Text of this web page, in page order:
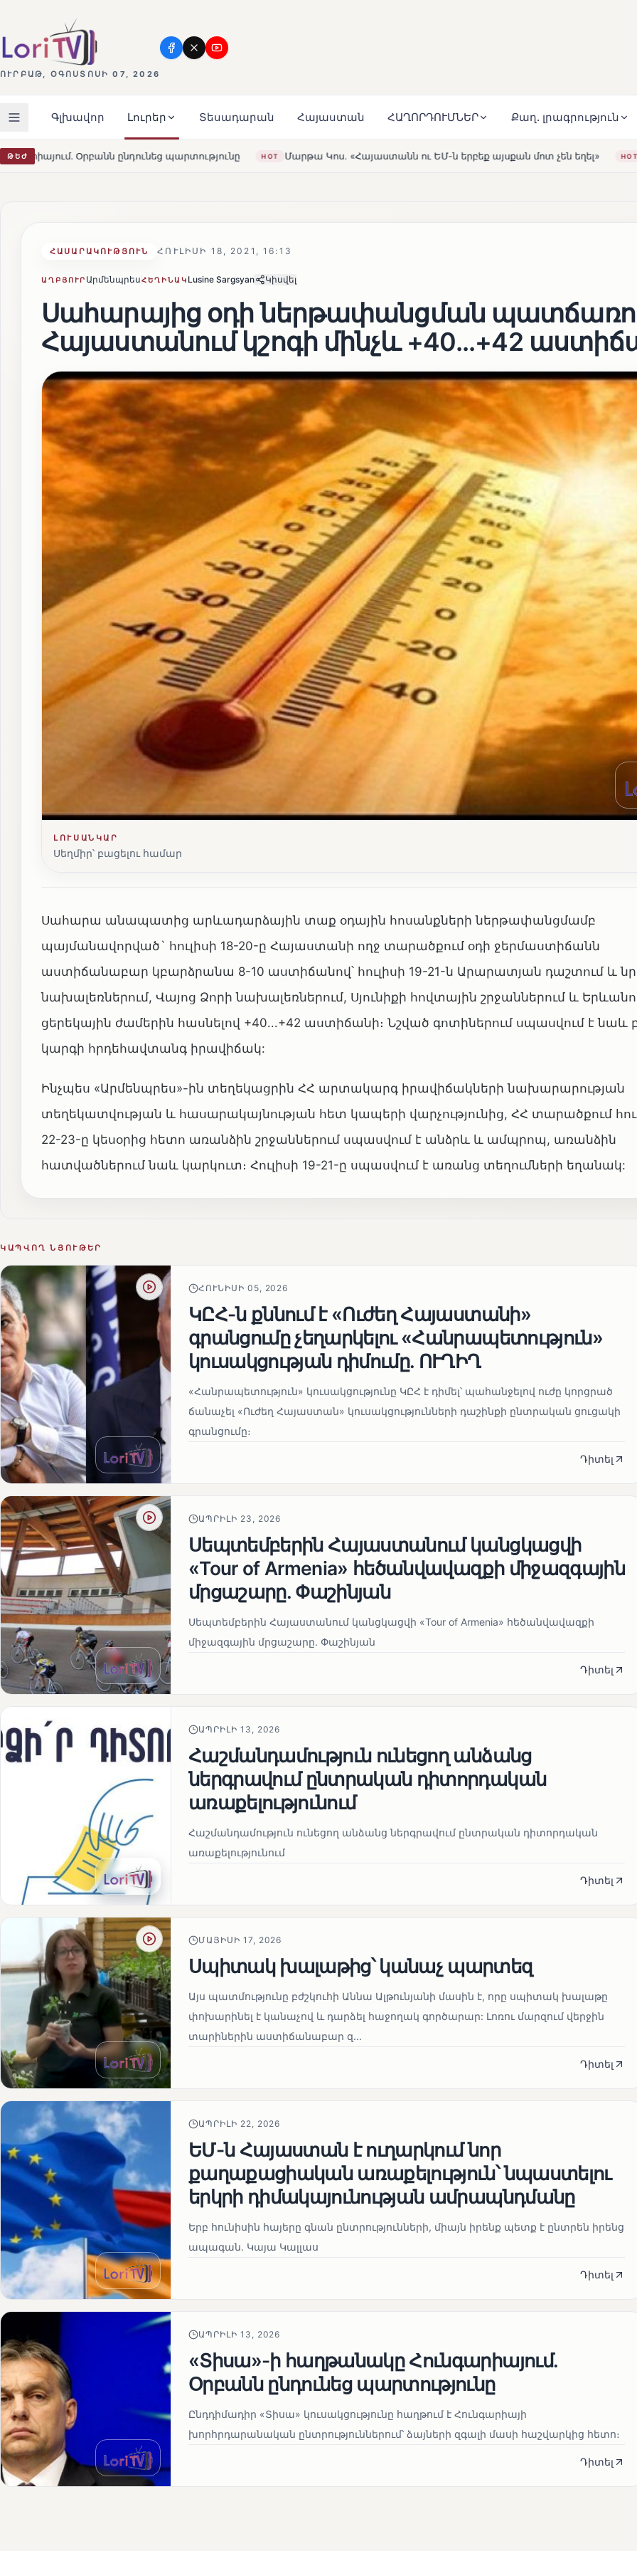
ՈՒՐԲԱԹ, ՕԳՈՍՏՈՍԻ 07, 2026
Գլխավոր Լուրեր Տեսադարան Հայաստան ՀԱՂՈՐԴՈՒՄՆԵՐ Քաղ. լրագրություն
ԹԵԺպարտությունը HOT Մարթա Կոս. «Հայաստանն ու ԵՄ-ն երբեք այսքան մոտ չեն եղել» HOT Լեռնահովիտի Սուրբ
ՀԱՍԱՐԱԿՈՒԹՅՈՒՆ ՀՈՒԼԻՍԻ 18, 2021, 16:13
ԱՂԲՅՈՒՐ ԱրմենպրեսՀԵՂԻՆԱԿ Lusine Sargsyan Կիսվել
Սահարայից օդի ներթափանցման
Հայաստանում կշոգի մինչև +40․․․+42
ԼՈՒՍԱՆԿԱՐ
Սեղմիր՝ բացելու համար
Սահարա անապատից արևադարձային տաք օդային հոսանքների ներթափանցմամբ
պայմանավորված` հուլիսի 18-20-ը Հայաստանի ողջ տարածքում օդի ջերմաստիճանն
աստիճանաբար կբարձրանա 8-10 աստիճանով՝ հուլիսի 19-21-ն Արարատյան դաշտում և
նախալեռներում, Վայոց Ձորի նախալեռներում, Սյունիքի հովտային շրջաններում և
ցերեկային ժամերին հասնելով +40․․․+42 աստիճանի։ Նշված գոտիներում սպասվում է նաև
կարգի հրդեհավտանգ իրավիճակ:
Ինչպես «Արմենպրես»-ին տեղեկացրին ՀՀ արտակարգ իրավիճակների նախարարության
տեղեկատվության և հասարակայնության հետ կապերի վարչությունից, ՀՀ տարածքում
22-23-ը կեսօրից հետո առանձին շրջաններում սպասվում է անձրև և ամպրոպ, առանձին
հատվածներում նաև կարկուտ։ Հուլիսի 19-21-ը սպասվում է առանց տեղումների եղանակ:
ԿԱՊՎՈՂ ՆՅՈՒԹԵՐ
ՀՈՒՆԻՍԻ 05, 2026
ԿԸՀ-ն քննում է «Ուժեղ Հայաստանի»
գրանցումը չեղարկելու «Հանրապետություն»
կուսակցության դիմումը. ՈՒՂԻՂ
«Հանրապետություն» կուսակցությունը ԿԸՀ է դիմել՝ պահանջելով ուժը կորցրած
ճանաչել «Ուժեղ Հայաստան» կուսակցությունների դաշինքի ընտրական ցուցակի
գրանցումը։
Դիտել
ԱՊՐԻԼԻ 23, 2026
Սեպտեմբերին Հայաստանում կանցկացվի
«Tour of Armenia» հեծանվավազքի միջազգային
մրցաշարը. Փաշինյան
Սեպտեմբերին Հայաստանում կանցկացվի «Tour of Armenia» հեծանվավազքի
միջազգային մրցաշարը. Փաշինյան
Դիտել
ԱՊՐԻԼԻ 13, 2026
Հաշմանդամություն ունեցող անձանց
ներգրավում ընտրական դիտորդական
առաքելությունում
Հաշմանդամություն ունեցող անձանց ներգրավում ընտրական դիտորդական
առաքելությունում
Դիտել
ՄԱՅԻՍԻ 17, 2026
Սպիտակ խալաթից՝ կանաչ պարտեզ
Այս պատմությունը բժշկուհի Աննա Ալթունյանի մասին է, որը սպիտակ խալաթը
փոխարինել է կանաչով և դարձել հաջողակ գործարար: Լոռու մարզում վերջին
տարիներին աստիճանաբար զ...
Դիտել
ԱՊՐԻԼԻ 22, 2026
ԵՄ-ն Հայաստան է ուղարկում նոր
քաղաքացիական առաքելություն՝ նպաստելու
երկրի դիմակայունության ամրապնդմանը
Երբ հունիսին հայերը գնան ընտրությունների, միայն իրենք պետք է ընտրեն իրենց
ապագան. Կայա Կալլաս
Դիտել
ԱՊՐԻԼԻ 13, 2026
«Տիսա»-ի հաղթանակը Հունգարիայում․
Օրբանն ընդունեց պարտությունը
Ընդդիմադիր «Տիսա» կուսակցությունը հաղթում է Հունգարիայի
խորհրդարանական ընտրություններում՝ ձայների զգալի մասի հաշվարկից հետո։
Դիտել